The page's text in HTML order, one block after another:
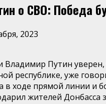
о СВО: Победа
2023
Владимир Путин
республике, уже
в ходе прямой линии и
жителей Донбасса